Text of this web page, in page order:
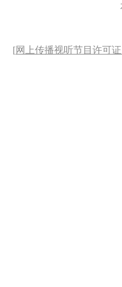
[网上传播视听节目许可证